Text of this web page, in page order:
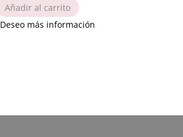
Añadir al carrito
Deseo más información